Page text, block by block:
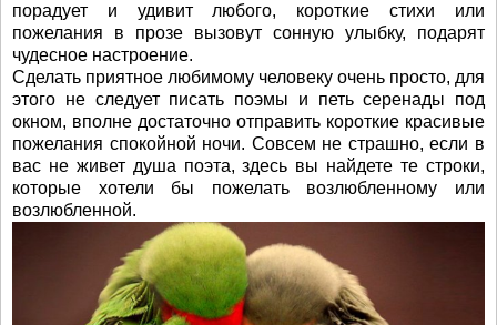
порадует и удивит любого, короткие стихи или
пожелания в прозе вызовут сонную улыбку, подарят
чудесное настроение.
Сделать приятное любимому человеку очень просто, для
этого не следует писать поэмы и петь серенады под
окном, вполне достаточно отправить короткие красивые
пожелания спокойной ночи. Совсем не страшно, если в
вас не живет душа поэта, здесь вы найдете те строки,
которые хотели бы пожелать возлюбленному или
возлюбленной.